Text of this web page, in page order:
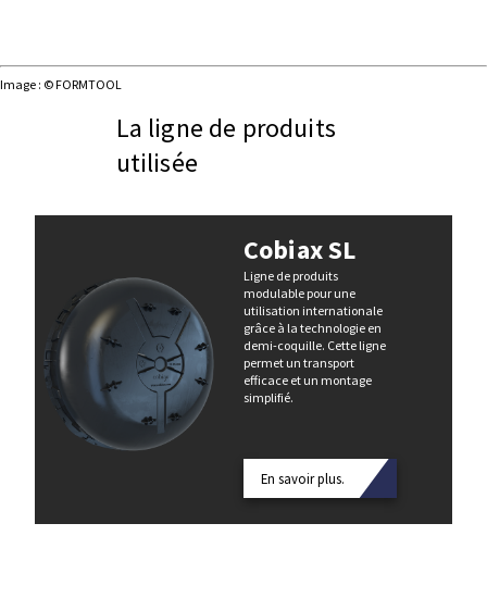
Image : © FORMTOOL
La ligne de produits
utilisée
Cobiax SL
Ligne de produits
modulable pour une
utilisation internationale
grâce à la technologie en
demi-coquille. Cette ligne
permet un transport
efficace et un montage
simplifié.
En savoir plus.